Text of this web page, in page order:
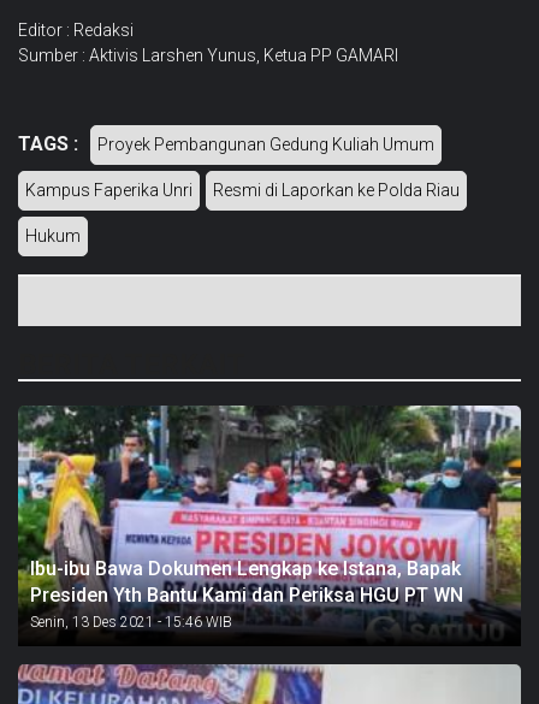
Editor : Redaksi
Sumber : Aktivis Larshen Yunus, Ketua PP GAMARI
TAGS : Proyek Pembangunan Gedung Kuliah Umum
Kampus Faperika Unri Resmi di Laporkan ke Polda Riau
Hukum
Ibu-ibu Bawa Dokumen Lengkap ke Istana, Bapak
Presiden Yth Bantu Kami dan Periksa HGU PT WN
Senin, 13 Des 2021 - 15:46 WIB